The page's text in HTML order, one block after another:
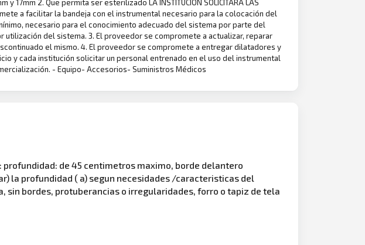
2. Que permita ser esterilizado LA INSTITUCION SOLICITARA LAS
a facilitar la bandeja con el instrumental necesario para la colocación del
necesario para el conocimiento adecuado del sistema por parte del
del sistema. 3. El proveedor se compromete a actualizar, reparar
el mismo. 4. El proveedor se compromete a entregar dilatadores y
y cada institución solicitar un personal entrenado en el uso del instrumental
- Equipo- Accesorios- Suministros Médicos
de 45 centimetros maximo, borde delantero
la profundidad ( a) segun necesidades /caracteristicas del
sin bordes, protuberancias o irregularidades, forro o tapiz de tela